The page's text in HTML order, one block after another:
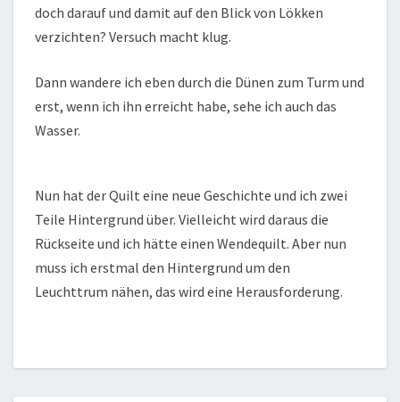
doch darauf und damit auf den Blick von Lökken
verzichten? Versuch macht klug.
Dann wandere ich eben durch die Dünen zum Turm und
erst, wenn ich ihn erreicht habe, sehe ich auch das
Wasser.
Nun hat der Quilt eine neue Geschichte und ich zwei
Teile Hintergrund über. Vielleicht wird daraus die
Rückseite und ich hätte einen Wendequilt. Aber nun
muss ich erstmal den Hintergrund um den
Leuchttrum nähen, das wird eine Herausforderung.